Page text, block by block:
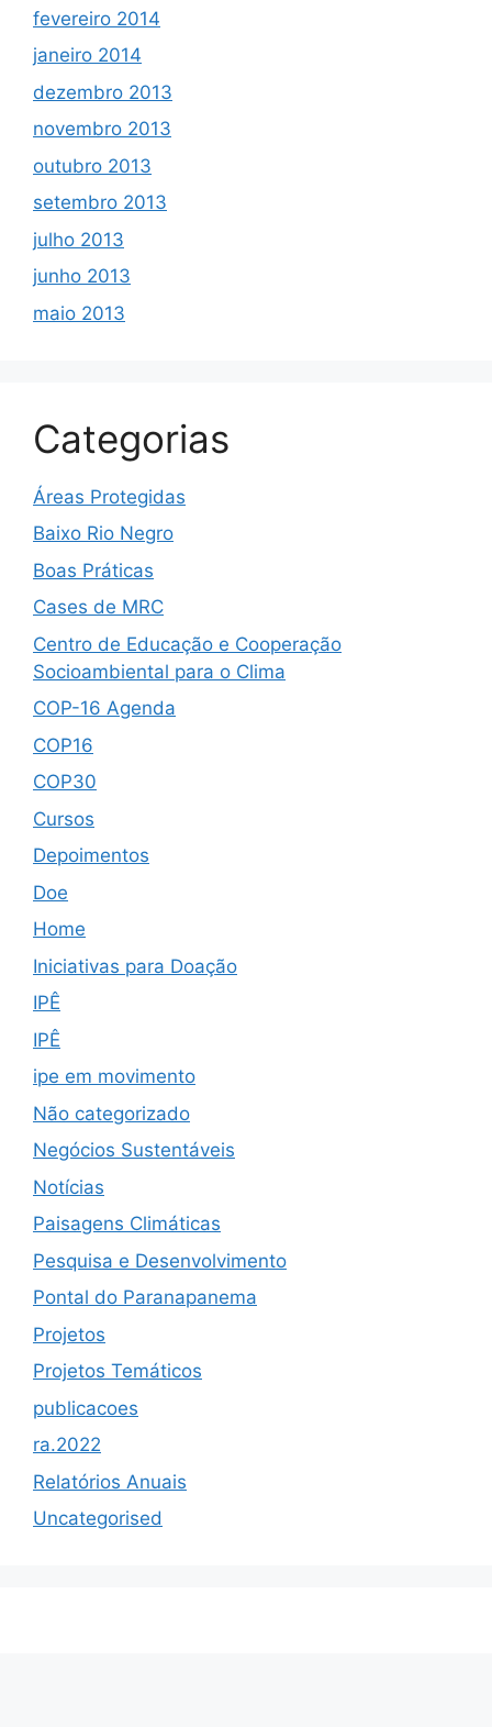
fevereiro 2014
janeiro 2014
dezembro 2013
novembro 2013
outubro 2013
setembro 2013
julho 2013
junho 2013
maio 2013
Categorias
Áreas Protegidas
Baixo Rio Negro
Boas Práticas
Cases de MRC
Centro de Educação e Cooperação
Socioambiental para o Clima
COP-16 Agenda
COP16
COP30
Cursos
Depoimentos
Doe
Home
Iniciativas para Doação
IPÊ
IPÊ
ipe em movimento
Não categorizado
Negócios Sustentáveis
Notícias
Paisagens Climáticas
Pesquisa e Desenvolvimento
Pontal do Paranapanema
Projetos
Projetos Temáticos
publicacoes
ra.2022
Relatórios Anuais
Uncategorised